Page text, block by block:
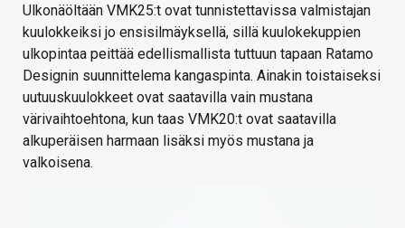
Ulkonäöltään VMK25:t ovat tunnistettavissa valmistajan
kuulokkeiksi jo ensisilmäyksellä, sillä kuulokekuppien
ulkopintaa peittää edellismallista tuttuun tapaan Ratamo
Designin suunnittelema kangaspinta. Ainakin toistaiseksi
uutuuskuulokkeet ovat saatavilla vain mustana
värivaihtoehtona, kun taas VMK20:t ovat saatavilla
alkuperäisen harmaan lisäksi myös mustana ja
valkoisena.